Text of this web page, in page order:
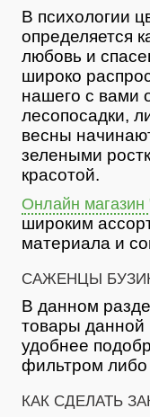
В психологии
определяется
любовь и
широко
нашего с вами
лесопосадки,
весны
зелеными
красотой.
Онлайн магазин
широким
материала и
САЖЕНЦЫ
В данном
товары данной
удобнее
фильтром либо
КАК СДЕЛАТЬ